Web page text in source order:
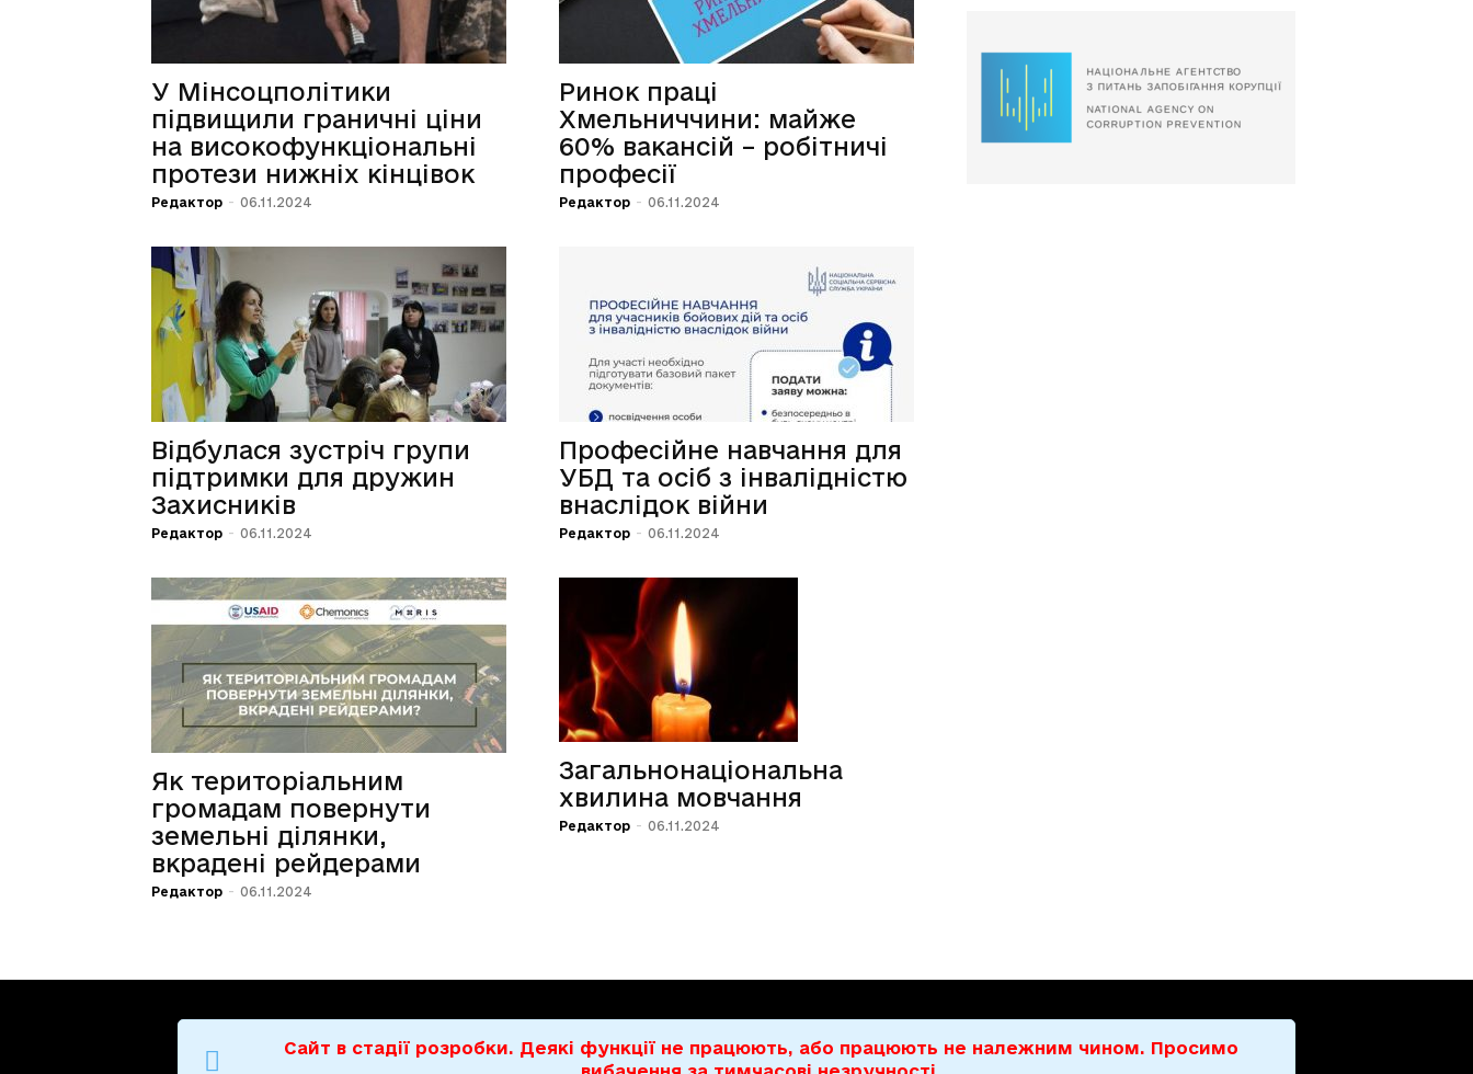
У Мінсоцполітики
підвищили граничні ціни
на високофункціональні
протези нижніх кінцівок
Редактор - 06.11.2024
Ринок праці
Хмельниччини: майже
60% вакансій – робітничі
професії
Редактор - 06.11.2024
Відбулася зустріч групи
підтримки для дружин
Захисників
Редактор - 06.11.2024
Професійне навчання для
УБД та осіб з інвалідністю
внаслідок війни
Редактор - 06.11.2024
Як територіальним
громадам повернути
земельні ділянки,
вкрадені рейдерами
Редактор - 06.11.2024
Загальнонаціональна
хвилина мовчання
Редактор - 06.11.2024
Сайт в стадії розробки. Деякі функції не працюють, або працюють не належним чином. Просимо